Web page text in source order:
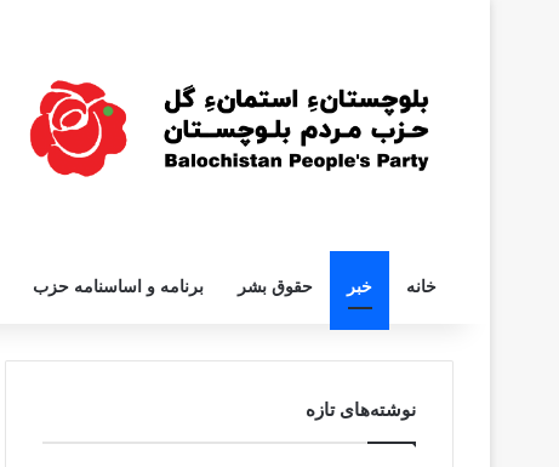
خانه خبر حقوق بشر برنامه و اساسنامه حزب
نوشته‌های تازه